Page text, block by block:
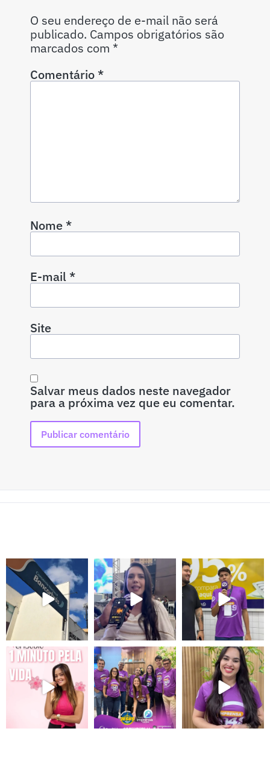
O seu endereço de e-mail não será
publicado. Campos obrigatórios são
marcados com *
Comentário*
Nome*
E-mail*
Site
Salvar meus dados neste navegador
para a próxima vez que eu comentar.